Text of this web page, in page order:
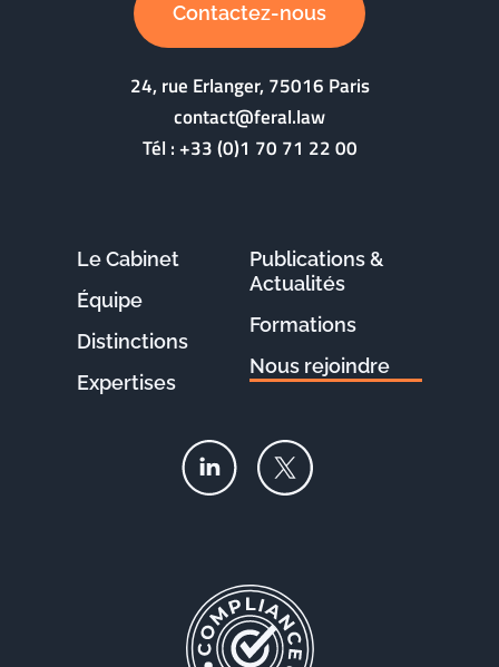
Contactez-nous
24, rue Erlanger, 75016 Paris
contact@feral.law
Tél :+33 (0)1 70 71 22 00
Le Cabinet
Équipe
Distinctions
Expertises
Publications &
Actualités
Formations
Nous rejoindre